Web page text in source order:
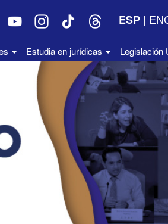
ESP |
Estudia en jurídicas Legislación